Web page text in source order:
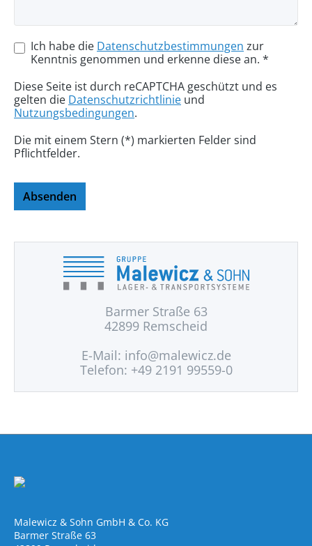
Ich habe die Datenschutzbestimmungen zur
Kenntnis genommen und erkenne diese an. *
Diese Seite ist durch reCAPTCHA geschützt und es
gelten die Datenschutzrichtlinie und
Nutzungsbedingungen.
Die mit einem Stern (*) markierten Felder sind
Pflichtfelder.
Absenden
Barmer Straße 63
42899 Remscheid
E-Mail: info@malewicz.de
Telefon: +49 2191 99559-0
Malewicz & Sohn GmbH & Co. KG
Barmer Straße 63